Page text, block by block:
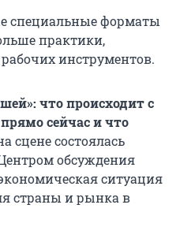
специальные форматы
практики,
инструментов.
что происходит с
сейчас и что
сцене состоялась
обсуждения
ситуация
страны и рынка в